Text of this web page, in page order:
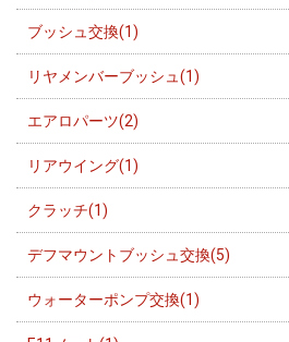
ブッシュ交換(1)
リヤメンバーブッシュ(1)
エアロパーツ(2)
リアウイング(1)
クラッチ(1)
デフマウントブッシュ交換(5)
ウォーターポンプ交換(1)